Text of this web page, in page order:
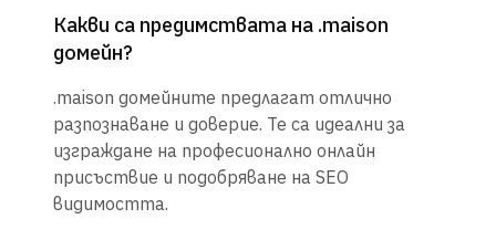
Какви са предимствата на .maison
домейн?
.maison домейните предлагат отлично
разпознаване и доверие. Те са идеални за
изграждане на професионално онлайн
присъствие и подобряване на SEO
видимостта.